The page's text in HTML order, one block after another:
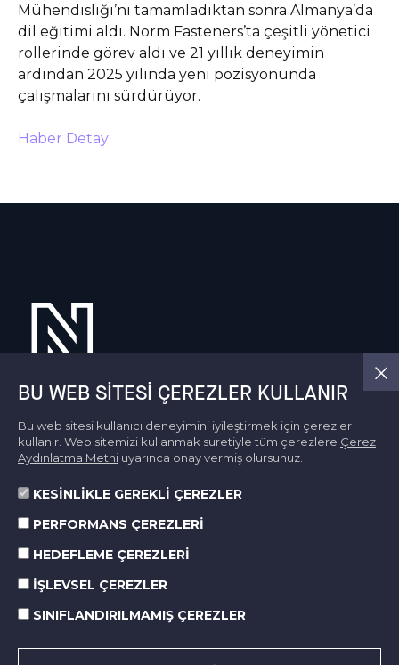
Mühendisliği’ni tamamladıktan sonra Almanya’da
dil eğitimi aldı. Norm Fasteners’ta çeşitli yönetici
rollerinde görev aldı ve 21 yıllık deneyimin
ardından 2025 yılında yeni pozisyonunda
çalışmalarını sürdürüyor.
Haber Detay
Hakkımızda
Faaliyet Alanları
Norm’da Hayat
Sürdürülebilirlik
İletişim
SOCIAL MEDIA
BU WEB SITESI ÇEREZLER KULLANIR
Bu web sitesi kullanıcı deneyimini iyileştirmek için çerezler
kullanır. Web sitemizi kullanmak suretiyle tüm çerezlere Çerez
Aydınlatma Metni uyarınca onay vermiş olursunuz.
KESİNLİKLE GEREKLİ ÇEREZLER
PERFORMANS ÇEREZLERİ
HEDEFLEME ÇEREZLERİ
İŞLEVSEL ÇEREZLER
SINIFLANDIRILMAMIŞ ÇEREZLER